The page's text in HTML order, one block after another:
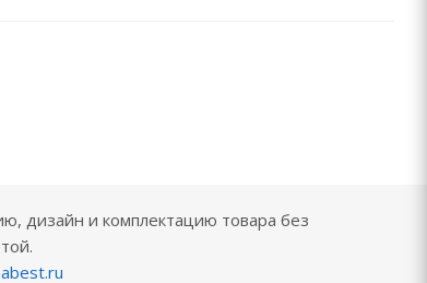
дизайн и комплектацию товара без